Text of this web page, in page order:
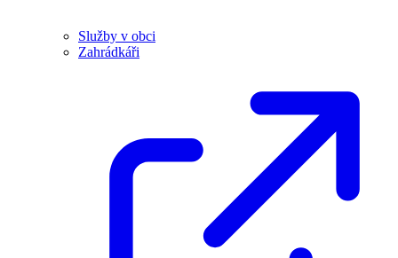
Služby v obci
Zahrádkáři